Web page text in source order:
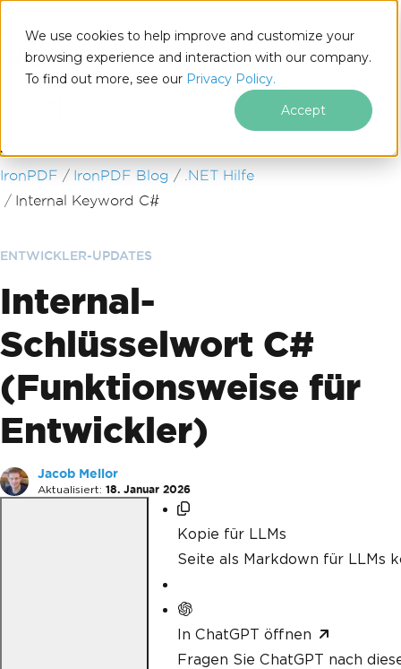
We use cookies to help improve and customize your
browsing experience and interaction with our company.
To find out more, see our Privacy Policy.
Accept
Zum Fußzeileninhalt springen
IronPDF IronPDF Blog
.NET Hilfe
Internal Keyword C#
ENTWICKLER-UPDATES
Internal-
Schlüsselwort C#
(Funktionsweise für
Entwickler)
Jacob Mellor
Aktualisiert: 18. Januar 2026
Kopie für LLMs
Seite als Markdown für LLMs
In ChatGPT öffnen
Fragen Sie ChatGPT nach